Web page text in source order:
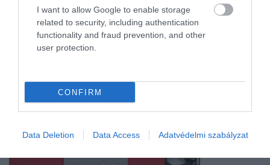
I want to allow Google to enable storage
related to security, including authentication
functionality and fraud prevention, and other
user protection.
CONFIRM
Data Deletion Data Access Adatvédelmi szabályzat
Aztán rájöttünk, hogy galaxisunkban több milliárd
bolygórendszer van, és hogy megfigyelhető
világegyetemünkben több milliárd galaxis van.
Lehetséges tehát, hogy a mi megfigyelhető
sokszínűbb együttesnek egy parányi része?
Forrás:Science Alert